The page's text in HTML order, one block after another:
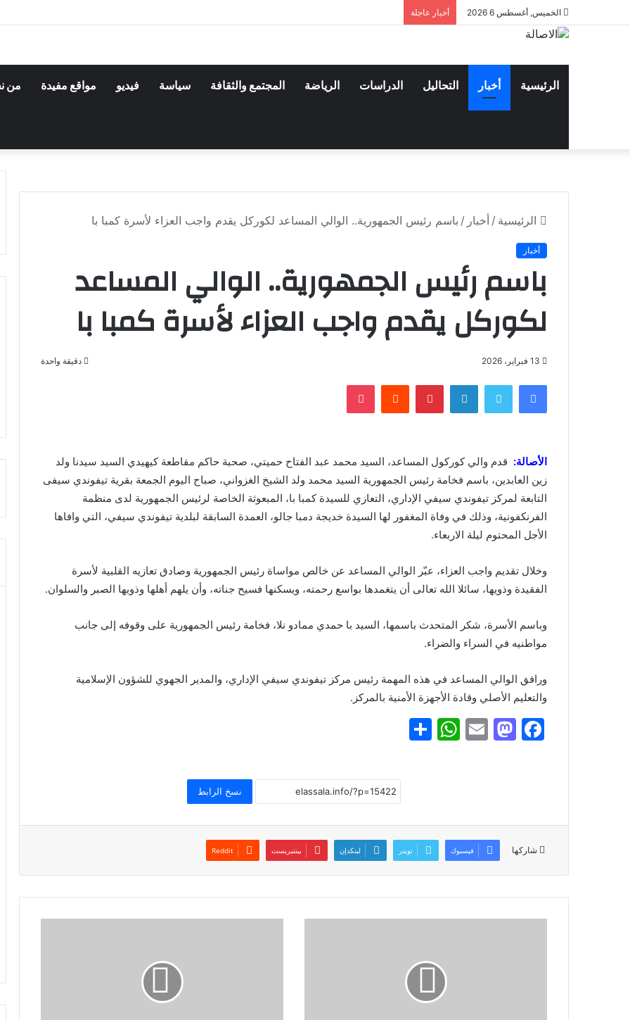
الخميس, أغسطس 6 2026 أخبار عاجلة
الرئيسية أخبار التحاليل الدراسات الرياضة المجتمع والثقافة سياسة فيديو مواقع مفيدة من
الرئيسية / أخبار / باسم رئيس الجمهورية.. الوالي المساعد لكوركل يقدم واجب العزاء لأسرة كمبا با
أخبار
باسم رئيس الجمهورية.. الوالي المساعد
لكوركل يقدم واجب العزاء لأسرة كمبا با
13 فبراير، 2026 دقيقة واحدة
فيسبوك لينكدإن بينتيريست
الأصالة: قدم والي كوركول المساعد، السيد محمد عبد الفتاح حميتي، صحبة حاكم مقاطعة كيهيدي السيد سيدنا ولد
زين العابدين، باسم فخامة رئيس الجمهورية السيد محمد ولد الشيخ الغزواني، صباح اليوم الجمعة بقرية تيفوندي سيفى
التابعة لمركز تيفوندي سيفي الإداري، التعازي للسيدة كمبا با، المبعوثة الخاصة لرئيس الجمهورية لدى منظمة
الفرنكفونية، وذلك في وفاة المغفور لها السيدة خديجة دمبا جالو، العمدة السابقة لبلدية تيفوندي سيفي، التي وافاها
الأجل المحتوم ليلة الاربعاء.
وخلال تقديم واجب العزاء، عبّر الوالي المساعد عن خالص مواساة رئيس الجمهورية وصادق تعازيه القلبية لأسرة
الفقيدة وذويها، سائلا الله تعالى أن يتغمدها بواسع رحمته، ويسكنها فسيح جناته، وأن يلهم أهلها وذويها الصبر والسلوان.
وباسم الأسرة، شكر المتحدث باسمها، السيد با حمدي ممادو نلا، فخامة رئيس الجمهورية على وقوفه إلى جانب
مواطنيه في السراء والضراء.
ورافق الوالي المساعد في هذه المهمة رئيس مركز تيفوندي سيفي الإداري، والمدير الجهوي للشؤون الإسلامية
والتعليم الأصلي وقادة الأجهزة الأمنية بالمركز.
F
b
o
o
M
d
o
n
E
W
A
p
p
ar
e
نسخ الرابط
شاركها فيسبوك تويتر لينكدإن بينتيريست